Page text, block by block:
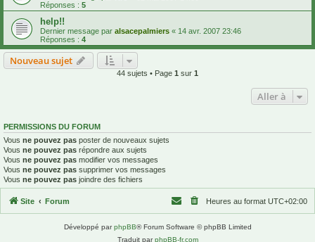
Réponses : 5
help!!
Dernier message par alsacepalmiers « 14 avr. 2007 23:46
Réponses : 4
Nouveau sujet
44 sujets • Page 1 sur 1
Aller à
PERMISSIONS DU FORUM
Vous ne pouvez pas poster de nouveaux sujets
Vous ne pouvez pas répondre aux sujets
Vous ne pouvez pas modifier vos messages
Vous ne pouvez pas supprimer vos messages
Vous ne pouvez pas joindre des fichiers
Site Forum Heures au format UTC+02:00
Développé parphpBB® Forum Software © phpBB Limited
Traduit parphpBB-fr.com